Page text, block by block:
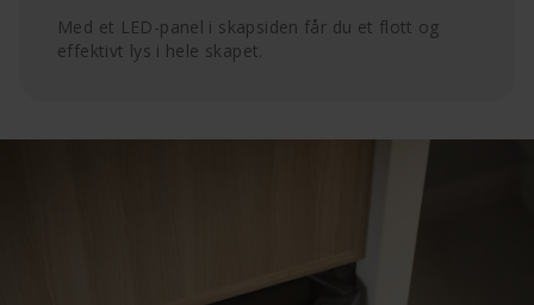
Med et LED-panel i skapsiden får du et flott og
effektivt lys i hele skapet.